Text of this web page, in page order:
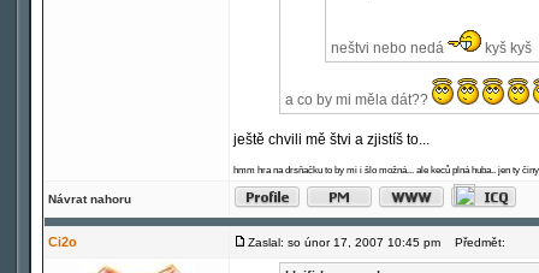
neštvi nebo nedá kyš kyš
a co by mi měla dát??
ještě chvili mě štvi a zjistíš to...
hmm hra na drsňačku to by mi i šlo možná... ale keců plná huba.. jen ty
Návrat nahoru
Ci2o Zaslal: so únor 17, 2007 10:45 pm Předmět: